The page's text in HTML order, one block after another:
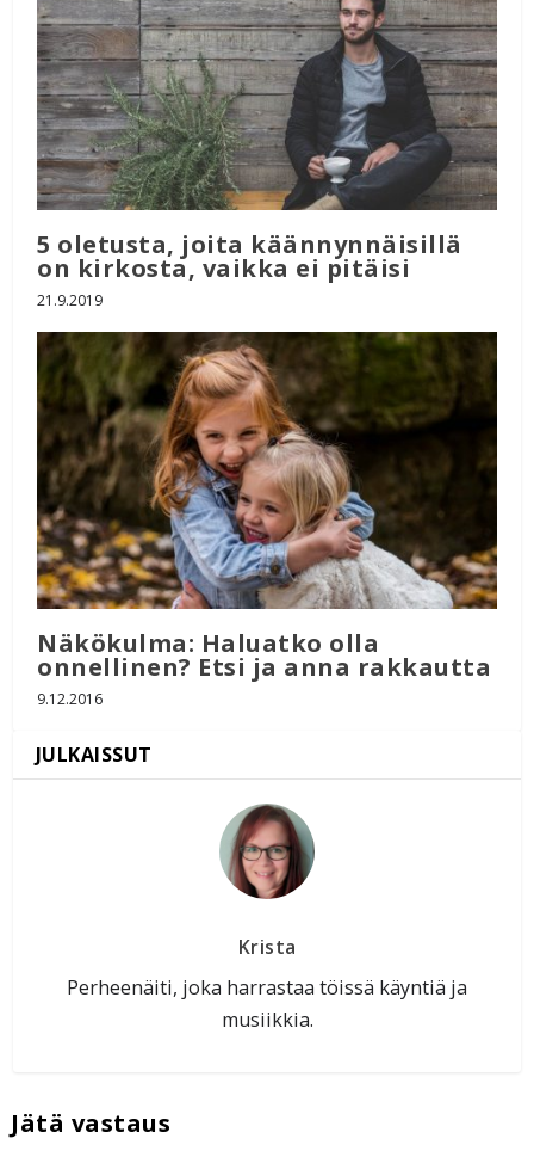
5 oletusta, joita käännynnäisillä
on kirkosta, vaikka ei pitäisi
21.9.2019
Näkökulma: Haluatko olla
onnellinen? Etsi ja anna rakkautta
9.12.2016
Krista
Perheenäiti, joka harrastaa töissä käyntiä ja
musiikkia.